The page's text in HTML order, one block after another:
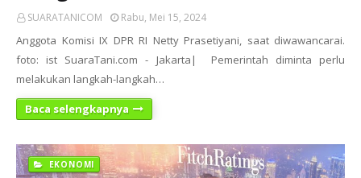
SUARATANICOM Rabu, Mei 15, 2024
Anggota Komisi IX DPR RI Netty Prasetiyani, saat diwawancarai.
foto: ist SuaraTani.com - Jakarta| Pemerintah diminta perlu
melakukan langkah-langkah…
Baca selengkapnya
EKONOMI